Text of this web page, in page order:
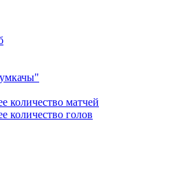
количество матчей
количество голов